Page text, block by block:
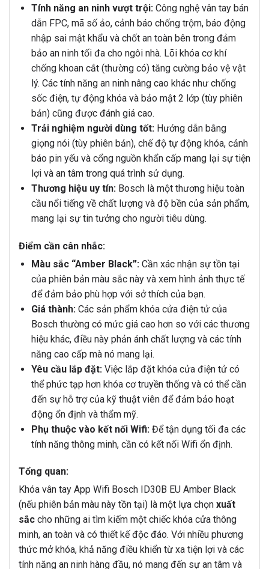
Tính năng an ninh vượt trội:Công nghệ vân tay bán
dẫn FPC, mã số ảo, cảnh báo chống trộm, báo động
nhập sai mật khẩu và chốt an toàn bên trong đảm
bảo an ninh tối đa cho ngôi nhà. Lõi khóa cơ khí
chống khoan cắt (thường có) tăng cường bảo vệ vật
lý. Các tính năng an ninh nâng cao khác như chống
sốc điện, tự động khóa và bảo mật 2 lớp (tùy phiên
bản) cũng được đánh giá cao.
Trải nghiệm người dùng tốt:Hướng dẫn bằng
giọng nói (tùy phiên bản), chế độ tự động khóa, cảnh
báo pin yếu và cổng nguồn khẩn cấp mang lại sự tiện
lợi và an tâm trong quá trình sử dụng.
Thương hiệu uy tín:Bosch là một thương hiệu toàn
cầu nổi tiếng về chất lượng và độ bền của sản phẩm,
mang lại sự tin tưởng cho người tiêu dùng.
Điểm cần cân nhắc:
Màu sắc “Amber Black”:Cần xác nhận sự tồn tại
của phiên bản màu sắc này và xem hình ảnh thực tế
để đảm bảo phù hợp với sở thích của bạn.
Giá thành:Các sản phẩm khóa cửa điện tử của
Bosch thường có mức giá cao hơn so với các thương
hiệu khác, điều này phản ánh chất lượng và các tính
năng cao cấp mà nó mang lại.
Yêu cầu lắp đặt:Việc lắp đặt khóa cửa điện tử có
thể phức tạp hơn khóa cơ truyền thống và có thể cần
đến sự hỗ trợ của kỹ thuật viên để đảm bảo hoạt
động ổn định và thẩm mỹ.
Phụ thuộc vào kết nối Wifi:Để tận dụng tối đa các
tính năng thông minh, cần có kết nối Wifi ổn định.
Tổng quan:
Khóa vân tay App Wifi Bosch ID30B EU Amber Black
(nếu phiên bản màu này tồn tại) là một lựa chọn xuất
sắc cho những ai tìm kiếm một chiếc khóa cửa thông
minh, an toàn và có thiết kế độc đáo. Với nhiều phương
thức mở khóa, khả năng điều khiển từ xa tiện lợi và các
tính năng an ninh hàng đầu, nó mang đến sự an tâm và